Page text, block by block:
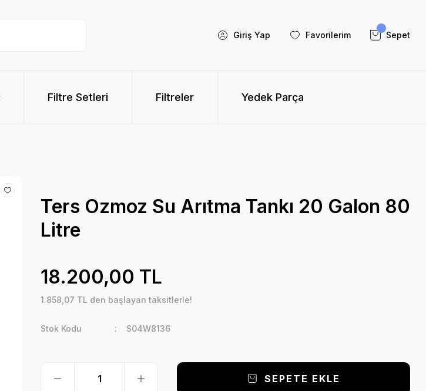
Giriş Yap Favorilerim Sepet
Filtre Setleri Filtreler Yedek Parça
Ters Ozmoz Su Arıtma Tankı 20 Galon 80
Litre
18.200,00 TL
1.858,07 TL den başlayan taksitlerle!
Stok Kodu S04W8136
SEPETE EKLE